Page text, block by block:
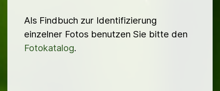
Als Findbuch zur Identifizierung
einzelner Fotos benutzen Sie bitte den
Fotokatalog.